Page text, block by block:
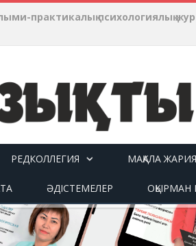
практикалық психологиялық
РЕДКОЛЛЕГИЯ МАҚАЛА
ӘДІСТЕМЕЛЕР ОҚЫРМАН